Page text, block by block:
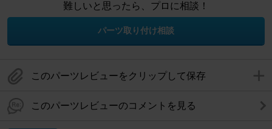
難しいと思ったら、プロに相談！
パーツ取り付け相談
このパーツレビューをクリップして保存
このパーツレビューのコメントを見る